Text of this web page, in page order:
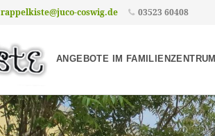
rappelkiste@juco-coswig.de 03523 60408
ANGEBOTE IM FAMILIENZENTRUM